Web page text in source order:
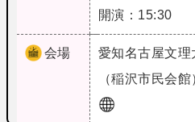
開演：15:30
会場 愛知名古屋文理
（稲沢市民会